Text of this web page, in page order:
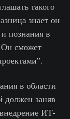
такого
знает он
познания в
Он сможет
в области
должен заняв
ИТ-